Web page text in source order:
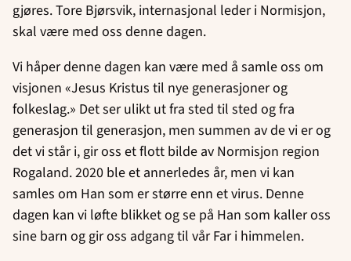
gjøres. Tore Bjørsvik, internasjonal leder i Normisjon,
skal være med oss denne dagen.
Vi håper denne dagen kan være med å samle oss om
visjonen «Jesus Kristus til nye generasjoner og
folkeslag.» Det ser ulikt ut fra sted til sted og fra
generasjon til generasjon, men summen av de vi er og
det vi står i, gir oss et flott bilde av Normisjon region
Rogaland. 2020 ble et annerledes år, men vi kan
samles om Han som er større enn et virus. Denne
dagen kan vi løfte blikket og se på Han som kaller oss
sine barn og gir oss adgang til vår Far i himmelen.